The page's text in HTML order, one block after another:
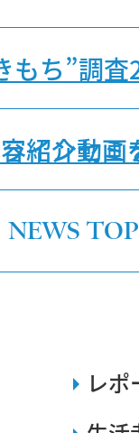
もち”調
紹介動画
NEWS TOP
インセミ
レ